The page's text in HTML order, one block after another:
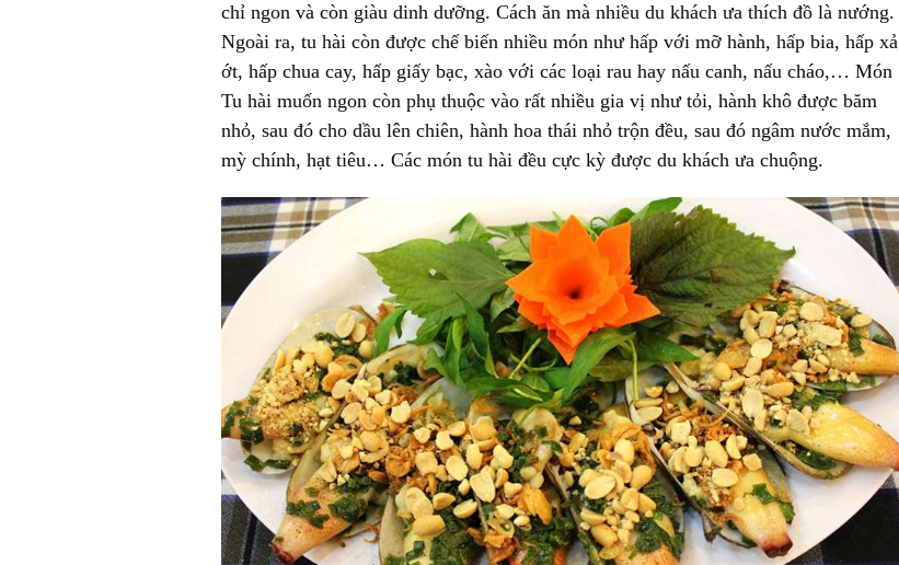
chỉ ngon và còn giàu dinh dưỡng. Cách ăn mà nhiều du khách ưa thích đồ là nướng.
Ngoài ra, tu hài còn được chế biến nhiều món như hấp với mỡ hành, hấp bia, hấp xả
ớt, hấp chua cay, hấp giấy bạc, xào với các loại rau hay nấu canh, nấu cháo,… Món
Tu hài muốn ngon còn phụ thuộc vào rất nhiều gia vị như tỏi, hành khô được băm
nhỏ, sau đó cho dầu lên chiên, hành hoa thái nhỏ trộn đều, sau đó ngâm nước mắm,
mỳ chính, hạt tiêu… Các món tu hài đều cực kỳ được du khách ưa chuộng.